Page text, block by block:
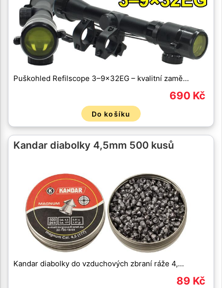
Puškohled Refilscope 3–9×32EG – kvalitní zamě…
690 Kč
Do košíku
Kandar diabolky 4,5mm 500 kusů
Kandar diabolky do vzduchových zbraní ráže 4,…
89 Kč